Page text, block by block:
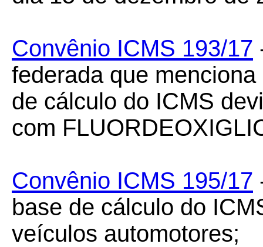
Convênio ICMS 193/17
federada que
de cálculo do ICMS
com
Convênio ICMS 195/17
base de cálculo do
veículos automotores;